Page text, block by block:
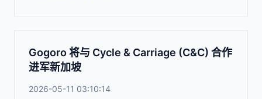
Gogoro 将与 Cycle & Carriage (C&C) 合作
进军新加坡
2026-05-11 03:10:14